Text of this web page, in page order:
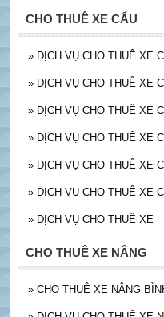
CHO THUÊ XE CẨU
» DỊCH VỤ CHO THUÊ XE
» DỊCH VỤ CHO THUÊ XE
» DỊCH VỤ CHO THUÊ XE
» DỊCH VỤ CHO THUÊ XE
» DỊCH VỤ CHO THUÊ XE
» DỊCH VỤ CHO THUÊ XE
» DỊCH VỤ CHO THUÊ XE
CHO THUÊ XE NÂNG
» CHO THUÊ XE NÂNG